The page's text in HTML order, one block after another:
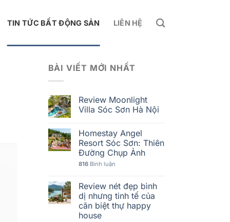
TIN TỨC BẤT ĐỘNG SẢN LIÊN HỆ
BÀI VIẾT MỚI NHẤT
Review Moonlight
Villa Sóc Sơn Hà Nội
Homestay Angel
Resort Sóc Sơn: Thiên
Đường Chụp Ảnh
816Bình luận
Review nét đẹp bình
dị nhưng tinh tế của
căn biệt thự happy
house